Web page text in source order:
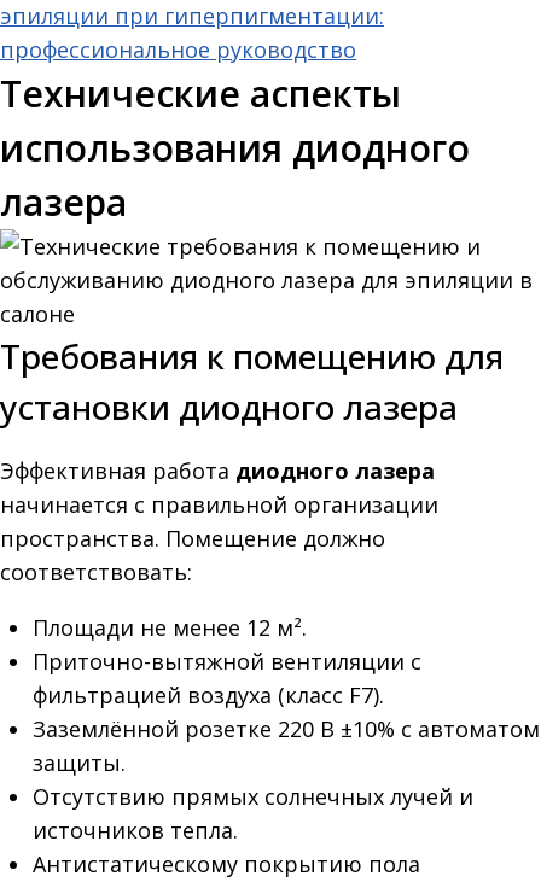
эпиляции при гиперпигментации:
профессиональное руководство
Технические аспекты
использования диодного
лазера
Требования к помещению для
установки диодного лазера
Эффективная работа диодного лазера
начинается с правильной организации
пространства. Помещение должно
соответствовать:
Площади не менее 12 м².
Приточно-вытяжной вентиляции с
фильтрацией воздуха (класс F7).
Заземлённой розетке 220 В ±10% с автоматом
защиты.
Отсутствию прямых солнечных лучей и
источников тепла.
Антистатическому покрытию пола